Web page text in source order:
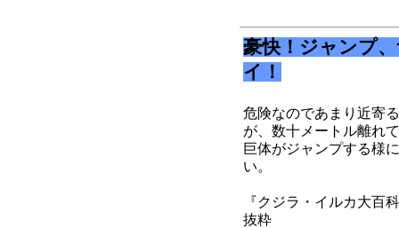
豪快！ジャンプ
イ！
危険なのであまり近寄
が、数十メートル離れ
巨体がジャンプする様
い。
『クジラ・イルカ大百
抜粋